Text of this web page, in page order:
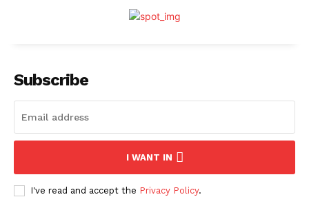
Subscribe
I WANT IN
I've read and accept the Privacy Policy.